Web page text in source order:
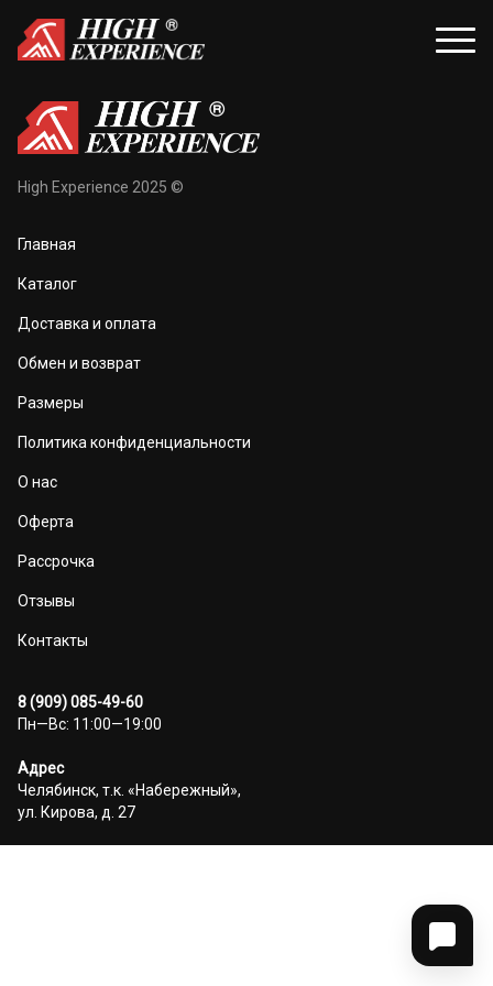
и перчатки
и маски
High Experience 2025 ©
Главная
Каталог
Доставка и оплата
Обмен и возврат
Размеры
Политика конфиденциальности
О нас
Оферта
Рассрочка
Отзывы
Контакты
8 (909) 085-49-60
Пн—Вс: 11:00—19:00
Адрес
Челябинск, т.к. «Набережный»,
ул. Кирова, д. 27